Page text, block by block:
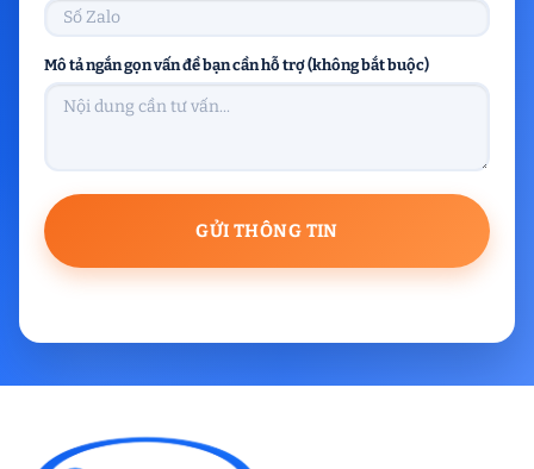
Mô tả ngắn gọn vấn đề bạn cần hỗ trợ (không bắt buộc)